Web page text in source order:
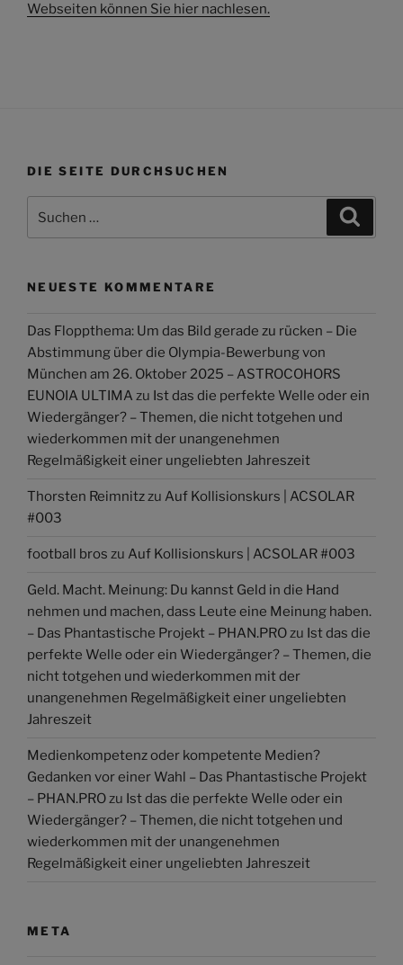
Webseiten können Sie hier nachlesen.
DIE SEITE DURCHSUCHEN
nach:
NEUESTE KOMMENTARE
Das Floppthema: Um das Bild gerade zu rücken – Die
Abstimmung über die Olympia-Bewerbung von
München am 26. Oktober 2025 – ASTROCOHORS
EUNOIA ULTIMA zu Ist das die perfekte Welle oder ein
Wiedergänger? – Themen, die nicht totgehen und
wiederkommen mit der unangenehmen
Regelmäßigkeit einer ungeliebten Jahreszeit
Thorsten Reimnitzzu Auf Kollisionskurs | ACSOLAR
#003
football bros zu Auf Kollisionskurs | ACSOLAR #003
Geld. Macht. Meinung: Du kannst Geld in die Hand
nehmen und machen, dass Leute eine Meinung haben.
– Das Phantastische Projekt – PHAN.PROzu Ist das die
perfekte Welle oder ein Wiedergänger? – Themen, die
nicht totgehen und wiederkommen mit der
unangenehmen Regelmäßigkeit einer ungeliebten
Jahreszeit
Medienkompetenz oder kompetente Medien?
Gedanken vor einer Wahl – Das Phantastische Projekt
– PHAN.PROzu Ist das die perfekte Welle oder ein
Wiedergänger? – Themen, die nicht totgehen und
wiederkommen mit der unangenehmen
Regelmäßigkeit einer ungeliebten Jahreszeit
META